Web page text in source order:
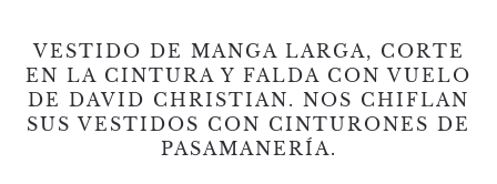
VESTIDO DE MANGA LARGA, CORTE
EN LA CINTURA Y FALDA CON VUELO
DE DAVID CHRISTIAN. NOS CHIFLAN
SUS VESTIDOS CON CINTURONES DE
PASAMANERÍA.